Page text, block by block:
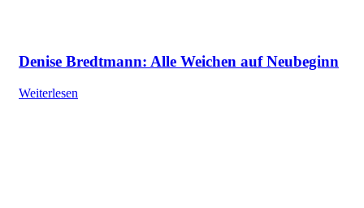
Denise Bredtmann: Alle Weichen auf Neubeginn
Weiterlesen